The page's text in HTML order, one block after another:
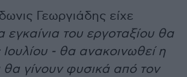
Γεωργιάδης είχε
εγκαίνια του εργοταξίου θα
- θα ανακοινωθεί η
γίνουν φυσικά από τον